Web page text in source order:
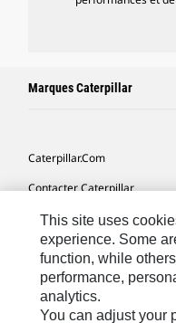
Marques Caterpillar
Caterpillar.com
Contacter Caterpillar
Mes Préférences Marketing
Plan Du Site
Cookie Settings
Mentions Légales
This site uses
experience. Some
function, while
performance,
analytics.
You can adjust your